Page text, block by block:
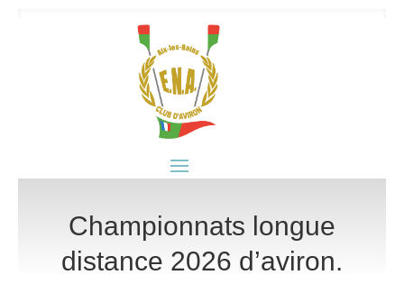
Championnats longue
distance 2026 d’aviron.